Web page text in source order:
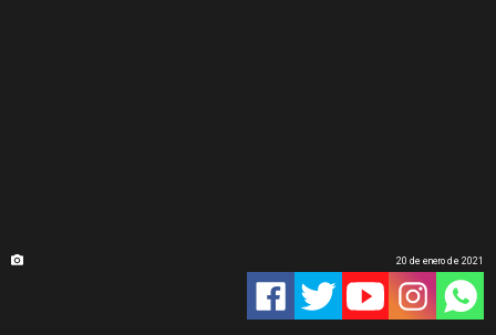
20 de enero de 2021